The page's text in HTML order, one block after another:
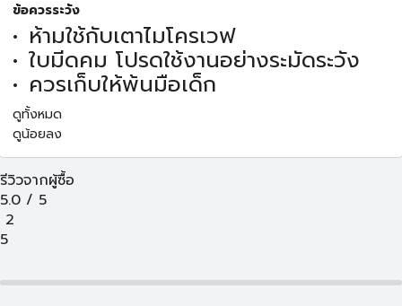
ข้อควรระวัง
ห้ามใช้กับเตาไมโครเวฟ
ใบมีดคม โปรดใช้งานอย่างระมัดระวัง
ควรเก็บให้พ้นมือเด็ก
ดูทั้งหมด
ดูน้อยลง
รีวิวจากผู้ซื้อ
5.0 / 5
2
5